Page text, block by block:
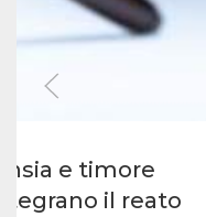
e timore
il reato